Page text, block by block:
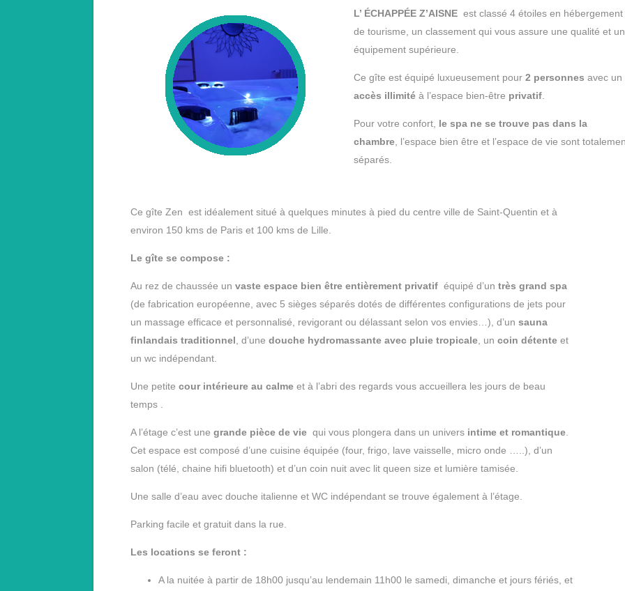
L’ ÉCHAPPÉE Z’AISNE est classé 4 étoiles en hébergement
de tourisme, un classement qui vous assure une qualité et un
équipement supérieure.
Ce gîte est équipé luxueusement pour 2 personnes avec un
accès illimitéà l’espace bien-être privatif.
Pour votre confort, le spa ne se trouve pas dans la
chambre, l’espace bien être et l’espace de vie sont
séparés.
Ce gîte Zen est idéalement situé à quelques minutes à pied du centre ville de Saint-Quentin et à
environ 150 kms de Paris et 100 kms de Lille.
Le gîte se compose :
Au rez de chaussée un vaste espace bien être entièrement privatiféquipé d’un très grand spa
(de fabrication européenne, avec 5 sièges séparés dotés de différentes configurations de jets pour
un massage efficace et personnalisé, revigorant ou délassant selon vos envies…), d’un sauna
finlandais traditionnel , d’une douche hydromassante avec pluie tropicale, un coin détenteet
un wc indépendant.
Une petite cour intérieure au calmeet à l’abri des regards vous accueillera les jours de beau
temps .
A l’étage c’est une grande pièce de vie qui vous plongera dans un univers intime et romantique.
Cet espace est composé d’une cuisine équipée (four, frigo, lave vaisselle, micro onde …..), d’un
salon (télé, chaine hifi bluetooth) et d’un coin nuit avec lit queen size et lumière tamisée.
Une salle d’eau avec douche italienne et WC indépendant se trouve également à l’étage.
Parking facile et gratuit dans la rue.
Les locations se feront :
A la nuitée à partir de 18h00 jusqu’au lendemain 11h00 le samedi, dimanche et jours fériés, et